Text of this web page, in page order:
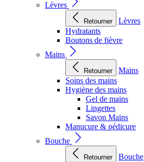
Lèvres
Retourner
Lèvres
Hydratants
Boutons de fièvre
Mains
Retourner
Mains
Soins des mains
Hygiène des mains
Gel de mains
Lingettes
Savon Mains
Manucure & pédicure
Bouche
Retourner
Bouche